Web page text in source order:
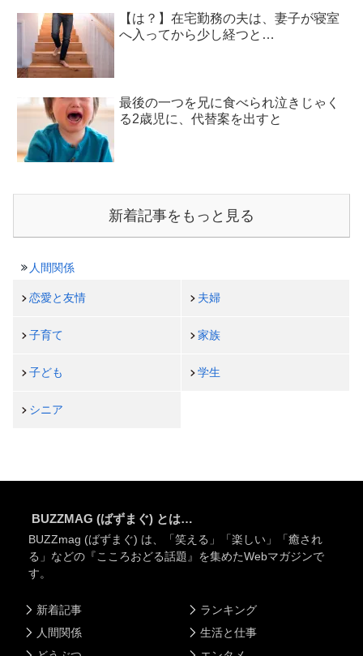
【は？】在宅勤務の夫は、妻子が寝室
へ入ってから少し経つと…
最後の一つを兄に食べられ泣きじゃく
る2歳児に、代替案を出すと
新着記事をもっと見る
人間関係
恋愛と友情 夫婦
子育て 家族
子ども 学生
シニア
BUZZMAG (ばずまぐ) とは…
BUZZmag (ばずまぐ) は、「笑える」「楽しい」「癒され
る」などの『こころおどる話題』を集めたWebマガジンで
す。
新着記事
人間関係
ランキング
生活と仕事